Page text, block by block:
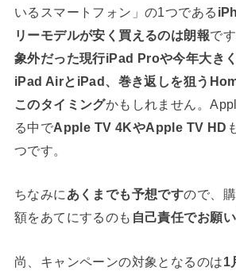
いるスマートフォン」の1つである
リーモデルが安く買えるのは朗報で
象外だった現行iPad Proや今年大き
iPad AirとiPad、巻き返しを狙う
このタイミングかもしれません。
る中でApple TV 4KやApple TV HD
つです。
ちなみに あくまでも予想ですので、
額をあてにするのも 自己責任でお願
尚、キャンペーンの対象となるのは1